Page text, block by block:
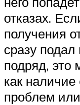
отказах.
получения
сразу подал
подряд, это
как
проблем